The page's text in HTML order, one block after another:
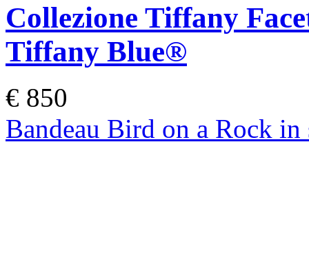
Collezione Tiffany
Tiffany Blue®
€ 850
Bandeau Bird on a Rock in